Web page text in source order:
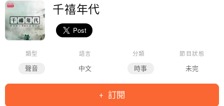
千禧年代
類型
聲音
語言
中文
分類
時事
節目狀態
未完
訂閱